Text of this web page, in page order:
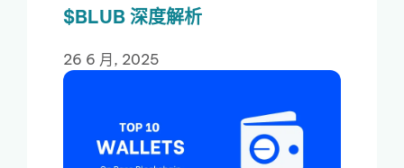
$BLUB 深度解析
26 6 月, 2025